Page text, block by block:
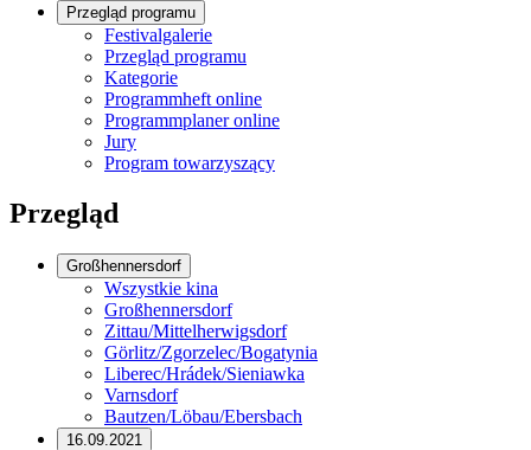
Przegląd programu
Festivalgalerie
Przegląd programu
Kategorie
Programmheft online
Programmplaner online
Jury
Program towarzyszący
Przegląd
Großhennersdorf
Wszystkie kina
Großhennersdorf
Zittau/Mittelherwigsdorf
Görlitz/Zgorzelec/Bogatynia
Liberec/Hrádek/Sieniawka
Varnsdorf
Bautzen/Löbau/Ebersbach
16.09.2021